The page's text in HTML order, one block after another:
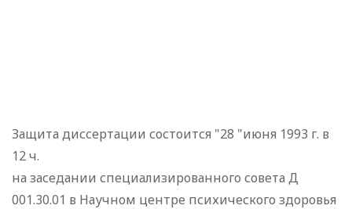
Защита диссертации состоится "28 "июня 1993 г. в
12 ч.
на заседании специализированного совета Д
001.30.01 в Научном центре психического здоровья